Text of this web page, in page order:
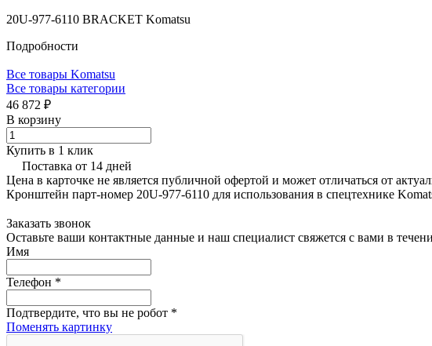
20U-977-6110 BRACKET Komatsu
Подробности
Все товары Komatsu
Все товары категории
46 872 ₽
В корзину
Купить в 1 клик
Поставка от 14 дней
Цена в карточке не является публичной офертой и может отличаться от
Кронштейн парт-номер 20U-977-6110 для использования в спецтехнике
Заказать звонок
Оставьте ваши контактные данные и наш специалист свяжется с вами в
Имя
Телефон *
Подтвердите, что вы не робот *
Поменять картинку